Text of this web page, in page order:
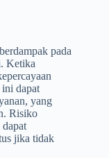
pada
Ketika
ini dapat
yang
Risiko
jika tidak